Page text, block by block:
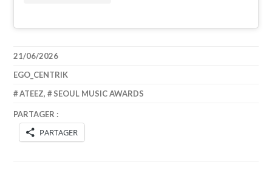
21/06/2026
EGO_CENTRIK
ATEEZ, SEOUL MUSIC AWARDS
PARTAGER :
PARTAGER